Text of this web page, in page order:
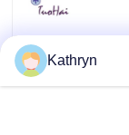
ATM-
NCR-ATM-Teile
Kathryn